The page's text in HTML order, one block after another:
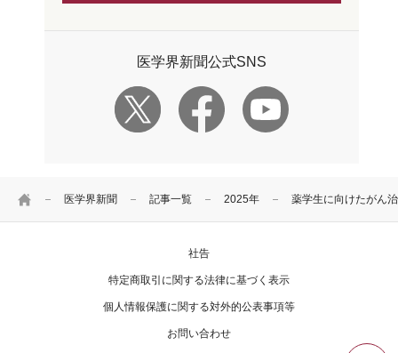
HOME 医学界新聞 記事一覧 2025年 薬学生に向けたがん
医学界新聞公式SNS
社告
特定商取引に関する法律に基づく表示
個人情報保護に関する対外的公表事項等
お問い合わせ